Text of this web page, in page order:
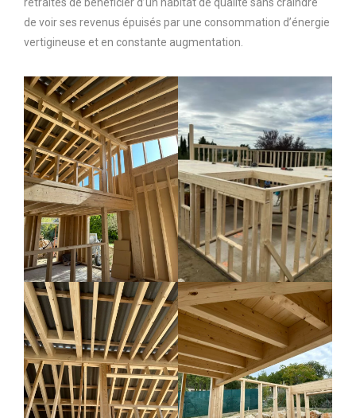
de voir ses revenus épuisés par une consommation d’énergie
vertigineuse et en constante augmentation.